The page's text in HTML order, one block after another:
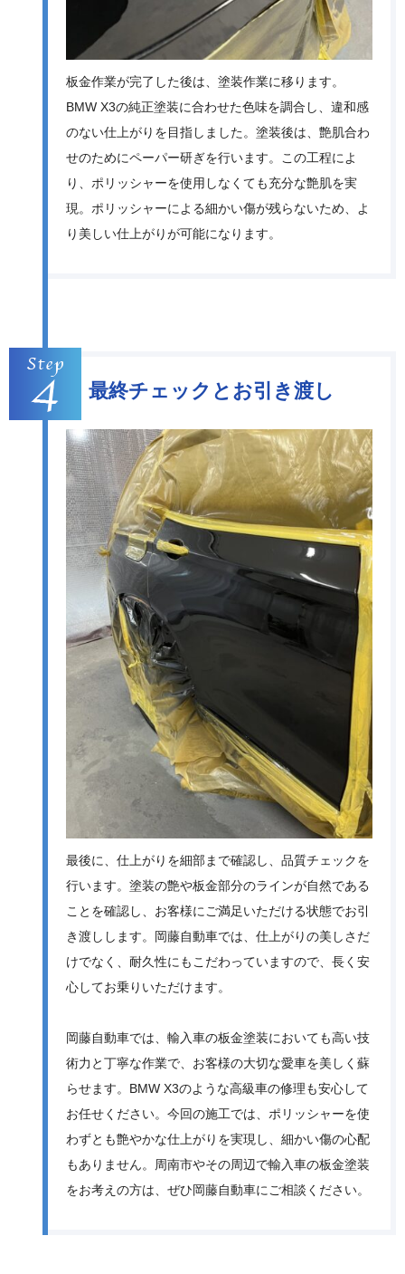
板金作業が完了した後は、塗装作業に移ります。
BMW X3の純正塗装に合わせた色味を調合し、違和感
のない仕上がりを目指しました。塗装後は、艶肌合わ
せのためにペーパー研ぎを行います。この工程によ
り、ポリッシャーを使用しなくても充分な艶肌を実
現。ポリッシャーによる細かい傷が残らないため、よ
り美しい仕上がりが可能になります。
最終チェックとお引き渡し
最後に、仕上がりを細部まで確認し、品質チェックを
行います。塗装の艶や板金部分のラインが自然である
ことを確認し、お客様にご満足いただける状態でお引
き渡しします。岡藤自動車では、仕上がりの美しさだ
けでなく、耐久性にもこだわっていますので、長く安
心してお乗りいただけます。
岡藤自動車では、輸入車の板金塗装においても高い技
術力と丁寧な作業で、お客様の大切な愛車を美しく蘇
らせます。BMW X3のような高級車の修理も安心して
お任せください。今回の施工では、ポリッシャーを使
わずとも艶やかな仕上がりを実現し、細かい傷の心配
もありません。周南市やその周辺で輸入車の板金塗装
をお考えの方は、ぜひ岡藤自動車にご相談ください。